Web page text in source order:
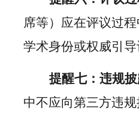
席等）应在评议过
学术身份或权威引导
提醒七：违规
中不应向第三方违